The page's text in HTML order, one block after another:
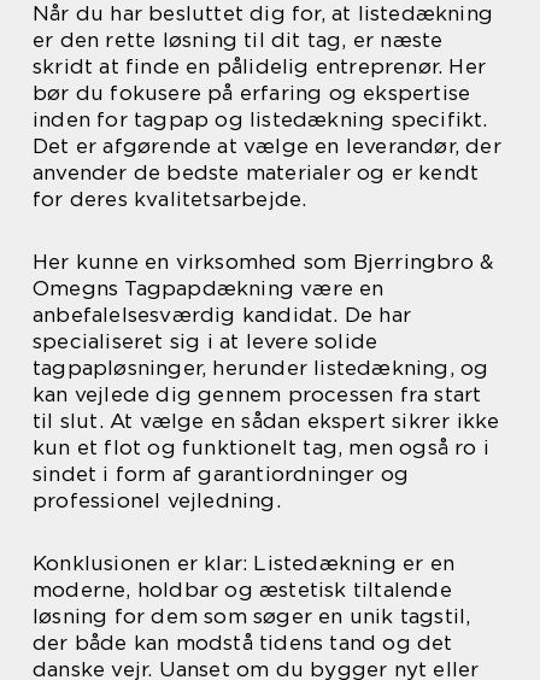
Når du har besluttet dig for, at listedækning
er den rette løsning til dit tag, er næste
skridt at finde en pålidelig entreprenør. Her
bør du fokusere på erfaring og ekspertise
inden for tagpap og listedækning specifikt.
Det er afgørende at vælge en leverandør, der
anvender de bedste materialer og er kendt
for deres kvalitetsarbejde.
Her kunne en virksomhed som Bjerringbro &
Omegns Tagpapdækning være en
anbefalelsesværdig kandidat. De har
specialiseret sig i at levere solide
tagpapløsninger, herunder listedækning, og
kan vejlede dig gennem processen fra start
til slut. At vælge en sådan ekspert sikrer ikke
kun et flot og funktionelt tag, men også ro i
sindet i form af garantiordninger og
professionel vejledning.
Konklusionen er klar: Listedækning er en
moderne, holdbar og æstetisk tiltalende
løsning for dem som søger en unik tagstil,
der både kan modstå tidens tand og det
danske vejr. Uanset om du bygger nyt eller